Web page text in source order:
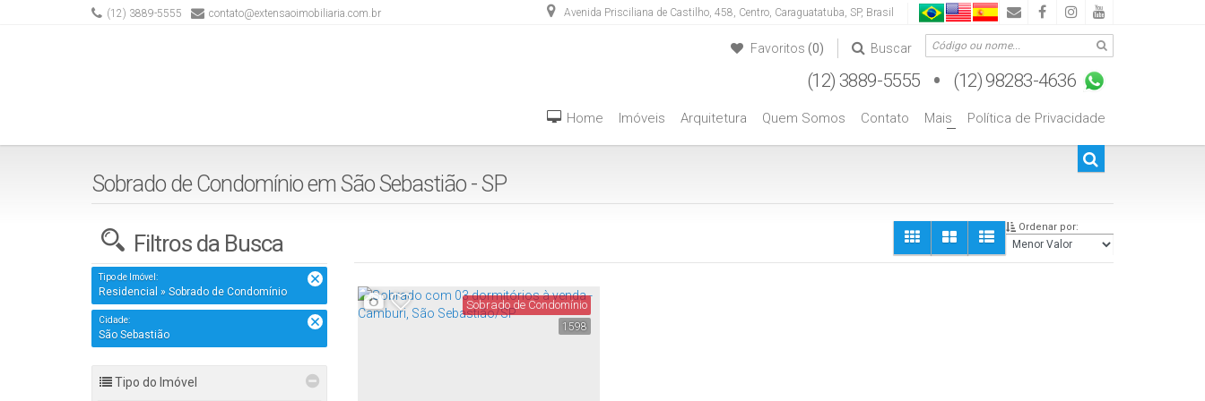
Avenida Prisciliana de Castilho, 458, Centro, Caraguatatuba, SP, Brasil
(12) 3889-5555 contato@extensaoimobiliaria.com.br
Buscar
Favoritos (0)
(12) 98283-4636
Política de Privacidade
+
Mais
Contato
Quem Somos
Arquitetura
Imóveis
Home
Sobrado de Condomínio em São Sebastião - SP
Filtros da Busca
Tipo de Imóvel:
Residencial » Sobrado de Condomínio
Cidade:
São Sebastião
Tipo do Imóvel
Ordenar por:
1598
Sobrado de Condomínio